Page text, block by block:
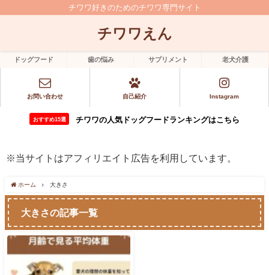
チワワ好きのためのチワワ専門サイト
チワワえん
ドッグフード 歯の悩み サプリメント 老犬介護
お問い合わせ 自己紹介 Instagram
おすすめ15選 チワワの人気ドッグフードランキングはこちら
※当サイトはアフィリエイト広告を利用しています。
ホーム 大きさ
大きさの記事一覧